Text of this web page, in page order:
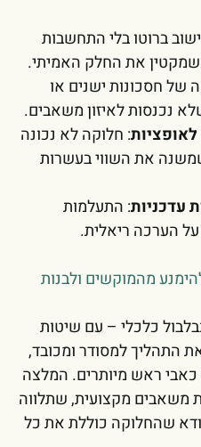
ברוטו בלי התחשבות
שמקטין את החלק האמיתי.
של חסכונות ישנים או
נכנסות לאיזון משאבים.
: חלוקה לא נכונה
את השווי בעשרות
עדכניות: התעלמות
הערכה ריאלית.
מהמוקשים ולבנות
כלכלי – עם שיטות
התהליך למסודר ומכובד,
ראש מיותרים. המלצה
משאבים מקצועית, שתלווה
שהחלוקה כוללת את כל